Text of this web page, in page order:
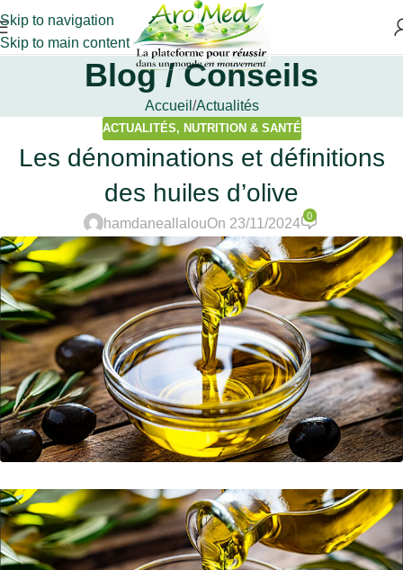
Skip to navigation
Skip to main content
Blog / Conseils
Accueil Actualités
ACTUALITÉS, NUTRITION & SANTÉ
Les dénominations et définitions
des huiles d’olive
hamdaneallalouOn 23/11/2024
0